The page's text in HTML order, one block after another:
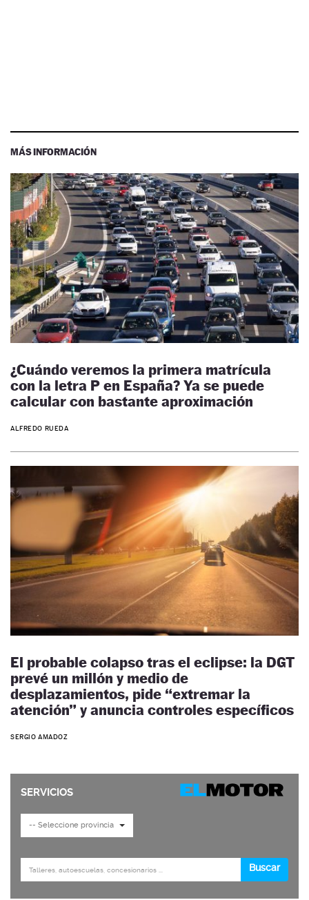
MÁS INFORMACIÓN
¿Cuándo veremos la primera matrícula
con la letra P en España? Ya se puede
calcular con bastante aproximación
ALFREDO RUEDA
El probable colapso tras el eclipse: la DGT
prevé un millón y medio de
desplazamientos, pide “extremar la
atención” y anuncia controles específicos
SERGIO AMADOZ